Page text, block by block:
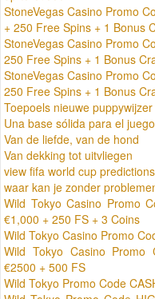
StoneVegas Casino Promo
+ 250 Free Spins + 1 Bonus
StoneVegas Casino Promo
250 Free Spins + 1 Bonus
StoneVegas Casino Promo
250 Free Spins + 1 Bonus
Toepoels nieuwe puppywijzer
Una base sólida para el
Van de liefde, van de hond
Van dekking tot uitvliegen
view fifa world cup predictions
waar kan je zonder
Wild Tokyo Casino Promo
€1,000 + 250 FS + 3 Coins
Wild Tokyo Casino Promo
Wild Tokyo Casino Promo
€2500 + 500 FS
Wild Tokyo Promo Code